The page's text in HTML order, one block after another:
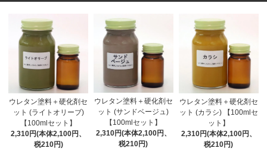
ウレタン塗料＋硬化剤セ
ット (ライトオリーブ)
【100mlセット】
2,310円(本体2,100円、
税210円)
ウレタン塗料＋硬化剤セ
ット (サンドベージュ)
【100mlセット】
2,310円(本体2,100円、
税210円)
ウレタン塗料＋硬化剤セ
ット (カラシ) 【100mlセ
ット】
2,310円(本体2,100円、
税210円)